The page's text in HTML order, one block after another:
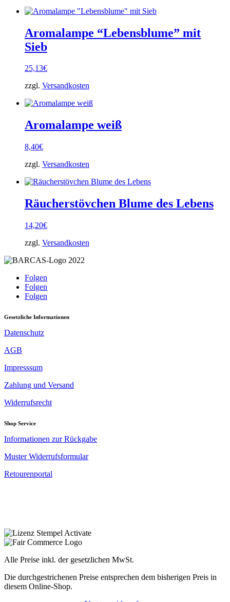
Aromalampe “Lebensblume” mit
Sieb
25,13€
zzgl. Versandkosten
Aromalampe weiß
8,40€
zzgl. Versandkosten
Räucherstövchen Blume des Lebens
14,20€
zzgl. Versandkosten
Folgen
Folgen
Folgen
Gesetzliche Informationen
Datenschutz
AGB
Impresssum
Zahlung und Versand
Widerrufsrecht
Shop Service
Informationen zur Rückgabe
Muster Widerrufsformular
Retourenportal
Alle Preise inkl. der gesetzlichen MwSt.
Die durchgestrichenen Preise entsprechen dem bisherigen Preis in
diesem Online-Shop.